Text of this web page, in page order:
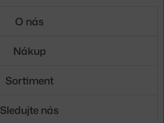
O nás
Nákup
Sortiment
Sledujte nás